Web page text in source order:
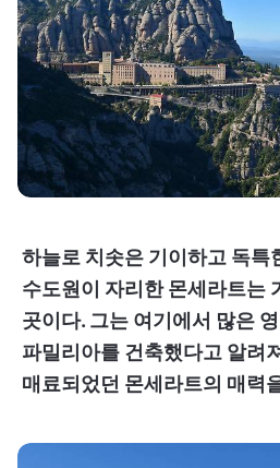
하늘로 치솟은 기이하고 독특
수도원이 자리한 몬세라트는
곳이다. 그는 여기에서 많은
파밀리아를 건축했다고 알려
매료되었던 몬세라트의 매력